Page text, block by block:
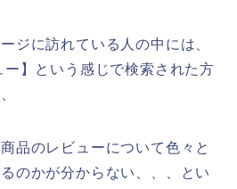
ジに訪れている人の中には、
ー】という感じで検索された方
品のレビューについて色々と
のかが分からない、、、とい